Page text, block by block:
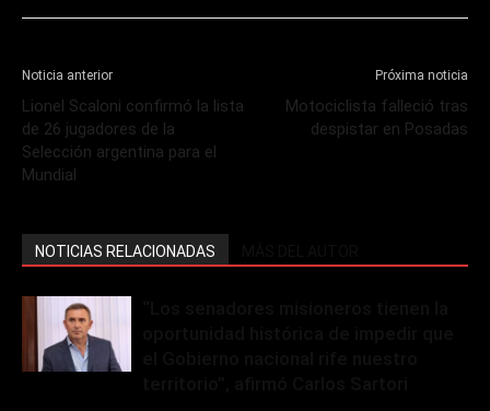
Noticia anterior
Lionel Scaloni confirmó la lista
de 26 jugadores de la
Selección argentina para el
Mundial
Próxima noticia
Motociclista falleció tras
despistar en Posadas
NOTICIAS RELACIONADAS